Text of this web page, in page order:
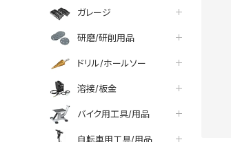
ガレージ
研磨/研削用品
ドリル/ホールソー
溶接/板金
バイク用工具/用品
自転車用工具/用品